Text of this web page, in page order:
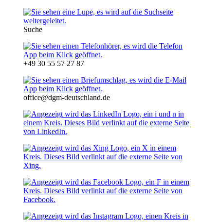
Suche
+49 30 55 57 27 87
office@dgm-deutschland.de